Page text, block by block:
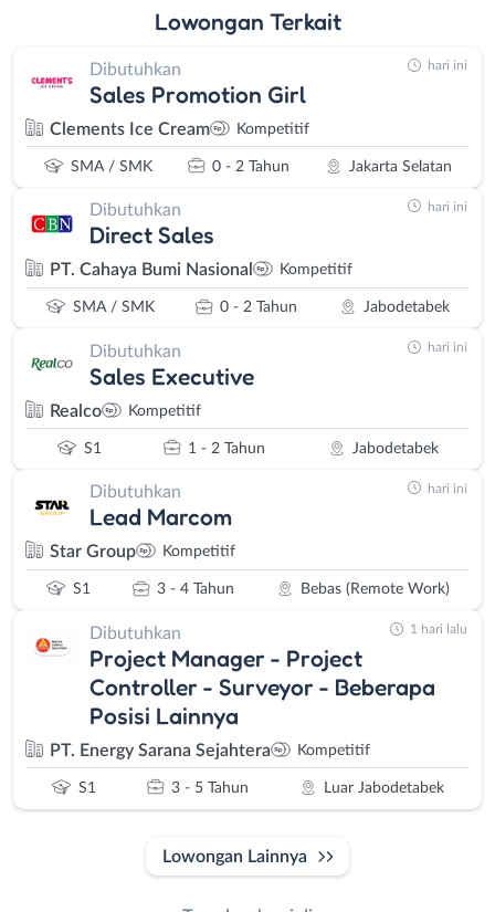
Lowongan Terkait
Dibutuhkan
Sales Promotion Girl
Clements Ice Cream Kompetitif
SMA / SMK 0 - 2 Tahun Jakarta Selatan
hari ini
Dibutuhkan
Direct Sales
PT. Cahaya Bumi Nasional Kompetitif
SMA / SMK 0 - 2 Tahun Jabodetabek
hari ini
Dibutuhkan
Sales Executive
Realco Kompetitif
S1 1 - 2 Tahun Jabodetabek
hari ini
Dibutuhkan
Lead Marcom
Star Group Kompetitif
S1 3 - 4 Tahun Bebas (Remote Work)
hari ini
Dibutuhkan
Project Manager - Project
Controller - Surveyor - Beberapa
Posisi Lainnya
PT. Energy Sarana Sejahtera Kompetitif
S1 3 - 5 Tahun Luar Jabodetabek
1 hari lalu
Lowongan Lainnya